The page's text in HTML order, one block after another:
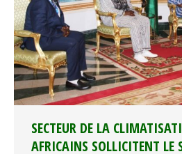
SECTEUR DE LA
AFRICAINS SOLLICITENT LE